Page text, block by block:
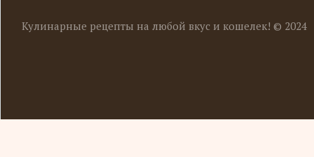
Кулинарные рецепты на любой вкус и кошелек! © 2024